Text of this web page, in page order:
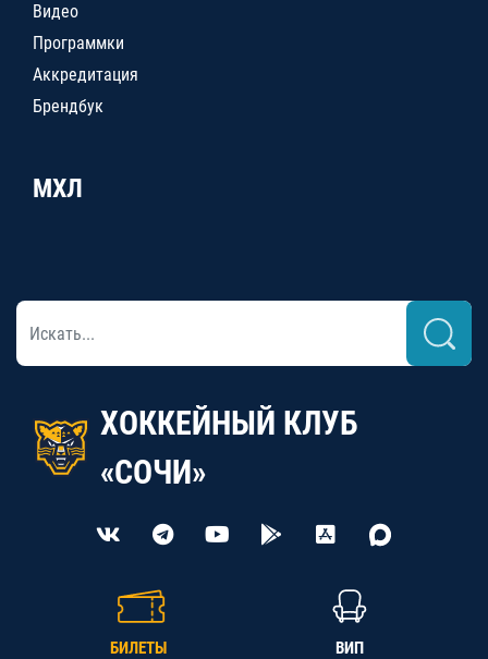
Видео
Программки
Аккредитация
Брендбук
МХЛ
ХОККЕЙНЫЙ КЛУБ
«СОЧИ»
БИЛЕТЫ ВИП